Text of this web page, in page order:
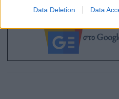
Data Deletion Data
στο